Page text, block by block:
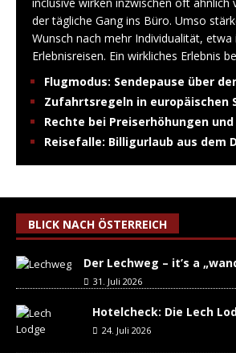
der tägliche Gang ins Büro. Umso
Wunsch nach mehr Individualität, etwa
Erlebnisreisen. Ein wirkliches Erlebnis
Flugmodus: Sendepause über
Zufahrtsregeln in europäischen
Rechte bei Preiserhöhungen
Reisefalle: Billigurlaub aus dem
BLICK NACH ÖSTERREICH
Der Lechweg – it’s a
31. Juli 2026
Hotelcheck: Die Lech
24. Juli 2026